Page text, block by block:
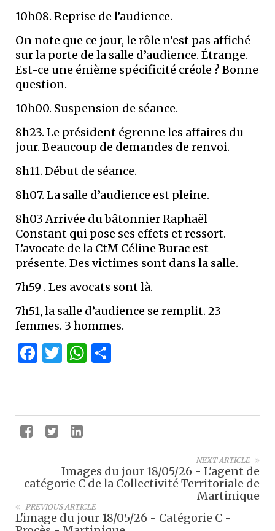
10h08. Reprise de l’audience.
On note que ce jour, le rôle n’est pas affiché
sur la porte de la salle d’audience. Étrange.
Est-ce une énième spécificité créole ? Bonne
question.
10h00. Suspension de séance.
8h23. Le président égrenne les affaires du
jour. Beaucoup de demandes de renvoi.
8h11. Début de séance.
8h07. La salle d’audience est pleine.
8h03 Arrivée du bâtonnier Raphaël
Constant qui pose ses effets et ressort.
L’avocate de la CtM Céline Burac est
présente. Des victimes sont dans la salle.
7h59 . Les avocats sont là.
7h51, la salle d’audience se remplit. 23
femmes. 3 hommes.
Facebook
Twitter
WhatsApp
NEXT ARTICLE
Images du jour 18/05/26 - L'agent de
catégorie C de la Collectivité Territoriale de
Martinique
PREVIOUS ARTICLE
L'image du jour 18/05/26 - Catégorie C -